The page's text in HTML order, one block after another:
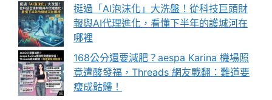
挺過「AI泡沫化」大洗盤！從科技巨頭財
報與AI代理進化，看懂下半年的護城河在
哪裡
168公分還要減肥？aespa Karina 機場照
竟遭酸發福，Threads 網友戰翻：難道要
瘦成骷髏！